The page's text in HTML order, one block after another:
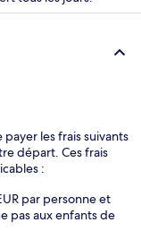
les frais suivants
départ. Ces frais
:
par personne et
pas aux enfants de